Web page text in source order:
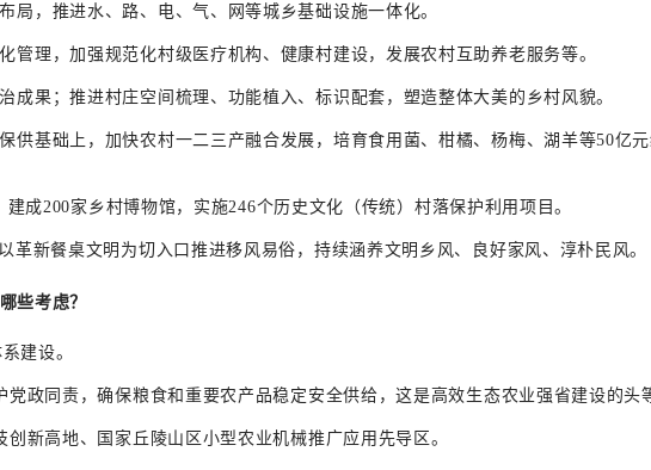
局，推进水、路、电、气、网等城乡基础设施一体化。
管理，加强规范化村级医疗机构、健康村建设，发展农村互助养老服务等。
成果；推进村庄空间梳理、功能植入、标识配套，塑造整体大美的乡村风貌。
供基础上，加快农村一二三产融合发展，培育食用菌、柑橘、杨梅、湖羊等50亿
成200家乡村博物馆，实施246个历史文化（传统）村落保护利用项目。
革新餐桌文明为切入口推进移风易俗，持续涵养文明乡风、良好家风、淳朴民风。
些考虑？
建设。
政同责，确保粮食和重要农产品稳定安全供给，这是高效生态农业强省建设的头
新高地、国家丘陵山区小型农业机械推广应用先导区。